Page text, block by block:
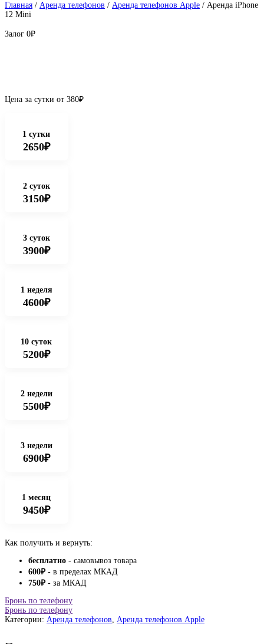
Главная / Аренда телефонов / Аренда телефонов Apple / Аренда iPhone
12 Mini
Залог 0₽
Цена за сутки от 380₽
1 сутки
2650₽
2 суток
3150₽
3 суток
3900₽
1 неделя
4600₽
10 суток
5200₽
2 недели
5500₽
3 недели
6900₽
1 месяц
9450₽
Как получить и вернуть:
бесплатно - самовывоз товара
600₽- в пределах МКАД
750₽- за МКАД
Бронь по телефону
Бронь по телефону
Категории: Аренда телефонов, Аренда телефонов Apple